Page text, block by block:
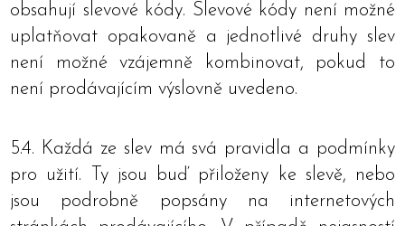
obsahují slevové kódy. Slevové kódy není možné
uplatňovat opakovaně a jednotlivé druhy slev
není možné vzájemně kombinovat, pokud to
není prodávajícím výslovně uvedeno.
5.4. Každá ze slev má svá pravidla a podmínky
pro užití. Ty jsou buď přiloženy ke slevě, nebo
jsou podrobně popsány na internetových